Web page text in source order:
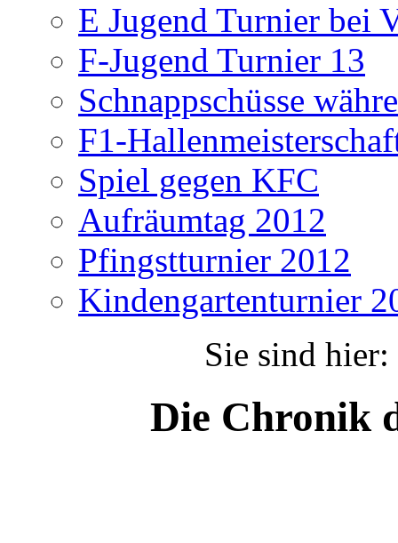
E Jugend Turnier bei
F-Jugend Turnier 13
Schnappschüsse
F1-
Spiel gegen KFC
Aufräumtag 2012
Pfingstturnier 2012
Kindengartenturnier
Sie sind
Die Chronik